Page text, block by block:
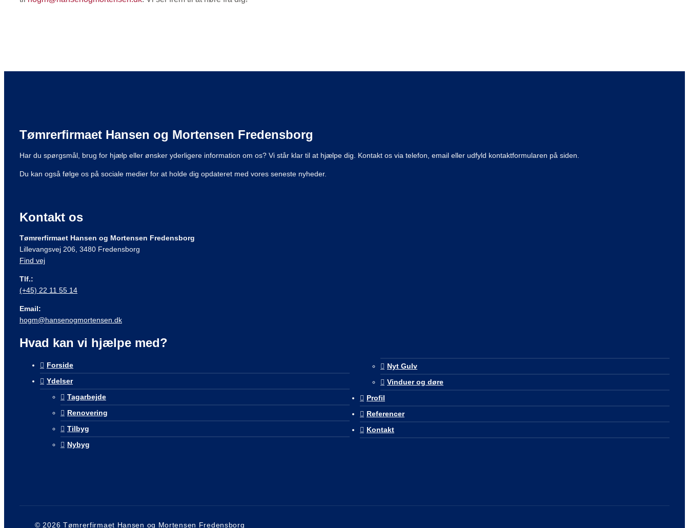
Tømrerfirmaet Hansen og Mortensen Fredensborg
Har du spørgsmål, brug for hjælp eller ønsker yderligere information om os? Vi står klar til at hjælpe dig. Kontakt os via telefon, email eller udfyld kontaktformularen på siden.
Du kan også følge os på sociale medier for at holde dig opdateret med vores seneste nyheder.
Kontakt os
Tømrerfirmaet Hansen og Mortensen Fredensborg
Lillevangsvej 206, 3480 Fredensborg
Find vej
Tlf.:
(+45) 22 11 55 14
Email:
hogm@hansenogmortensen.dk
Hvad kan vi hjælpe med?
Forside
Ydelser
Tagarbejde
Renovering
Tilbyg
Nybyg
Nyt Gulv
Vinduer og døre
Profil
Referencer
Kontakt
© 2026 Tømrerfirmaet Hansen og Mortensen Fredensborg